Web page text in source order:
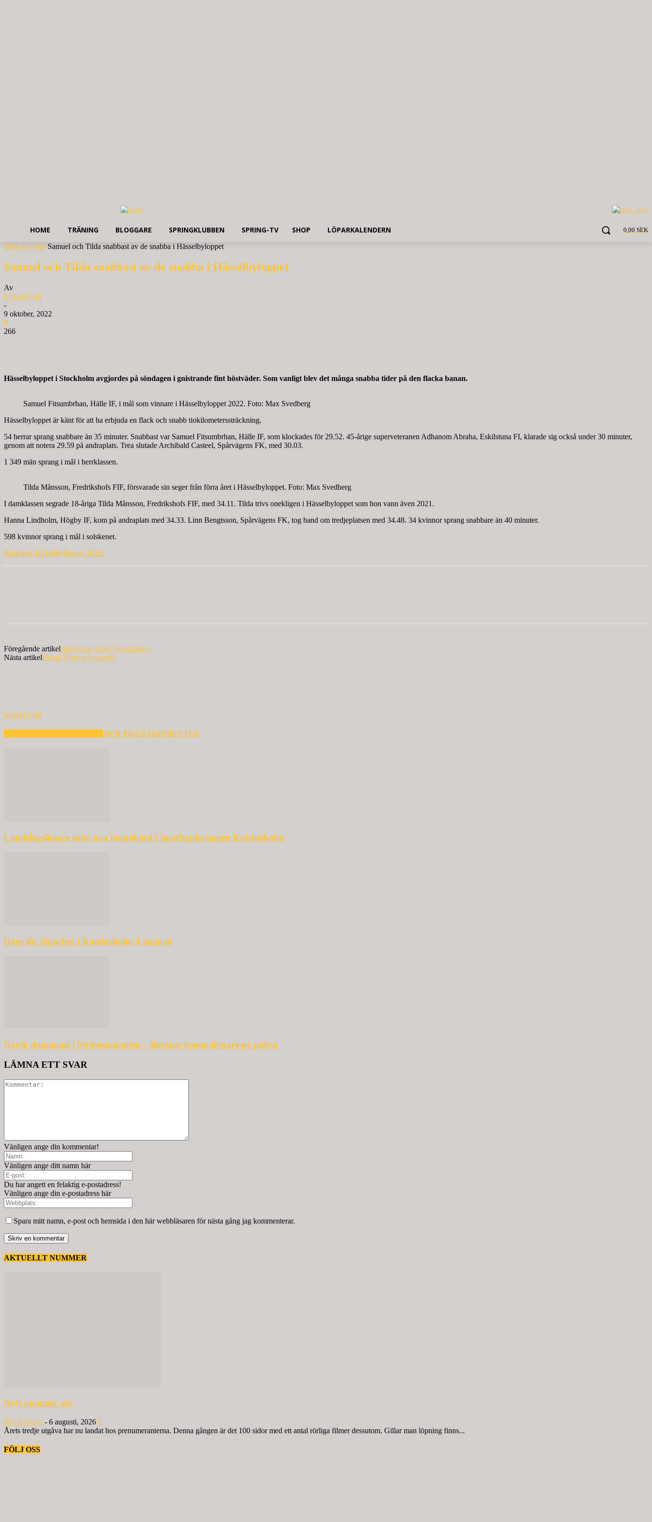
0,00 SEK
HOME TRÄNING BLOGGARE SPRINGKLUBBEN SPRING-TV SHOP LÖPARKALENDERN
Hem Nyheter Samuel och Tilda snabbast av de snabba i Hässelbyloppet
Samuel och Tilda snabbast av de snabba i Hässelbyloppet
Av
Mikael Grip
-
9 oktober, 2022
0
266
Hässelbyloppet i Stockholm avgjordes på söndagen i gnistrande fint höstväder. Som vanligt blev det många snabba tider på den flacka banan.
Samuel Fitsumbrhan, Hälle IF, i mål som vinnare i Hässelbyloppet 2022. Foto: Max Svedberg
Hässelbyloppet är känt för att ha erbjuda en flack och snabb tiokilometerssträckning.
54 herrar sprang snabbare än 35 minuter. Snabbast var Samuel Fitsumbrhan, Hälle IF, som klockades för 29.52. 45-årige superveteranen Adhanom Abraha, Eskilstuna FI, klarade sig också under 30 minuter,
genom att notera 29.59 på andraplats. Trea slutade Archibald Casteel, Spårvägens FK, med 30.03.
1 349 män sprang i mål i herrklassen.
Tilda Månsson, Fredrikshofs FIF, försvarade sin seger från förra året i Hässelbyloppet. Foto: Max Svedberg
I damklassen segrade 18-åriga Tilda Månsson, Fredrikshofs FIF, med 34.11. Tilda trivs onekligen i Hässelbyloppet som hon vann även 2021.
Hanna Lindholm, Högby IF, kom på andraplats med 34.33. Linn Bengtsson, Spårvägens FK, tog hand om tredjeplatsen med 34.48. 34 kvinnor sprang snabbare än 40 minuter.
598 kvinnor sprang i mål i solskenet.
Resultat, Hässelbyloppet 2022:
Föregående artikelRecension Asics Novablast 3
Nästa artikelDavid Nilsson historisk!
Mikael Grip
MER FRÅN SKRIBENTEN
Landslagslöpare satte nya banrekord i Sparbanksjoggen Katrineholm
Dags för löparfest i Katrineholm 4 augusti
Norsk dominans i Strömstadmilen – slitstark hemmalöpare på pallen
LÄMNA ETT SVAR
Vänligen ange din kommentar!
Vänligen ange ditt namn här
Du har angett en felaktig e-postadress!
Vänligen ange din e-postadress här
Spara mitt namn, e-post och hemsida i den här webbläsaren för nästa gång jag kommenterar.
AKTUELLT NUMMER
Nytt nummer ute
BG Nilensjö - 6 augusti, 2026 0
Årets tredje utgåva har nu landat hos prenumeranterna. Denna gången är det 100 sidor med ett antal rörliga filmer dessutom. Gillar man löpning finns...
FÖLJ OSS